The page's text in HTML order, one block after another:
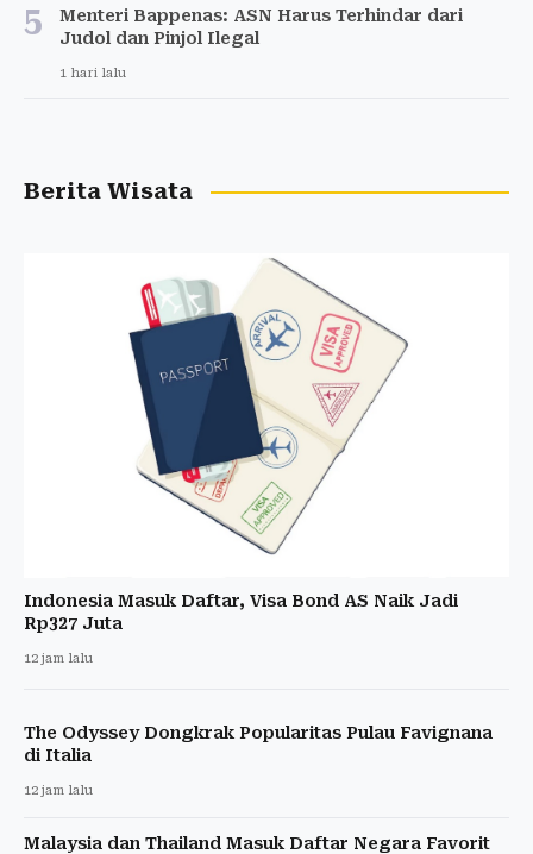
5
Menteri Bappenas: ASN Harus Terhindar dari
Judol dan Pinjol Ilegal
1 hari lalu
Berita Wisata
Indonesia Masuk Daftar, Visa Bond AS Naik Jadi
Rp327 Juta
12 jam lalu
The Odyssey Dongkrak Popularitas Pulau Favignana
di Italia
12 jam lalu
Malaysia dan Thailand Masuk Daftar Negara Favorit